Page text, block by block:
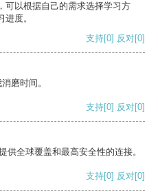
可以根据自己的需求选择学习方
度。
支持[0] 反对[0]
磨时间。
支持[0] 反对[0]
全球覆盖和最高安全性的连接。
支持[0] 反对[0]